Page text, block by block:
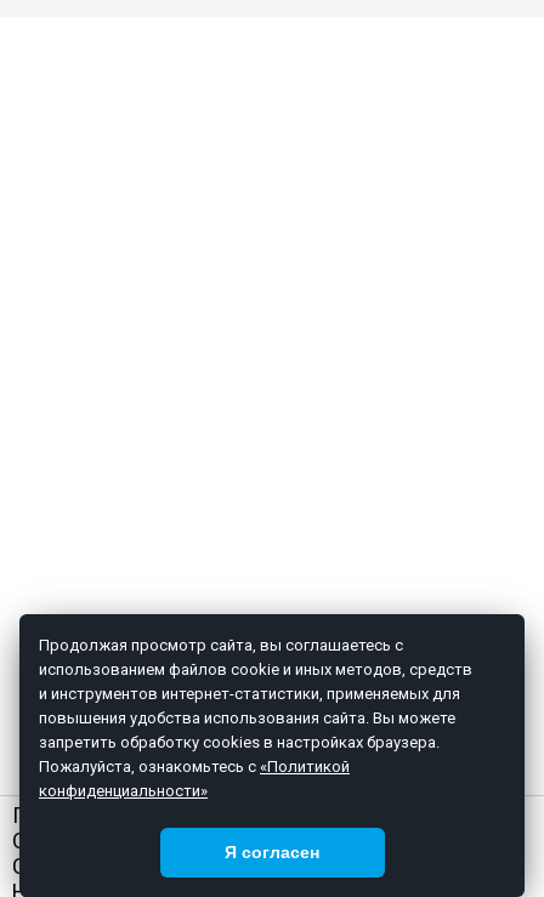
ГЛАВНАЯ
О НАС
СТАТЬИ
НОВОСТИ
Продолжая просмотр сайта, вы соглашаетесь с
использованием файлов cookie и иных методов, средств
и инструментов интернет-статистики, применяемых для
повышения удобства использования сайта. Вы можете
запретить обработку cookies в настройках браузера.
Пожалуйста, ознакомьтесь с «Политикой
конфиденциальности»
Я согласен